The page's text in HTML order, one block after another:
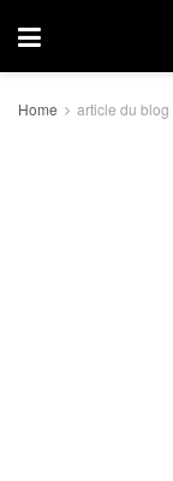
Home article du blog